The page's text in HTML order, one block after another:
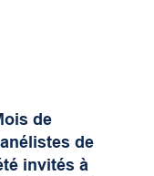
de
de
invités à